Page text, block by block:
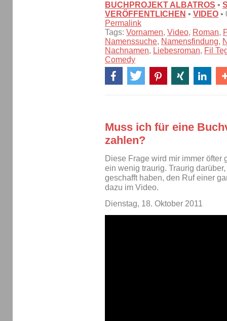
BUCHPROJEKT ALBATROS •
VERÖFFENTLICHEN • VIDEO •
Permalink
Tags: Vornamen, Video, Roman,
Namenssuche, Namensfindung,
Nachnamen, Liebesroman, Fil
Comedy
Muss ich für eine
zahlen?
Diese Frage wird mir immer öfter
ein wenig traurig. Traurig
geschafft haben, den Ruf einer
dazu im Video.
Dienstag, 18. Oktober 2011